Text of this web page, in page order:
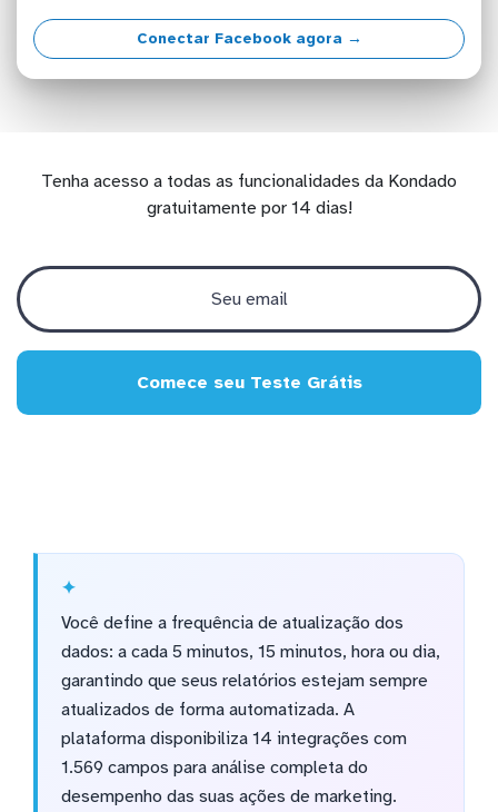
Conectar Facebook agora →
Tenha acesso a todas as funcionalidades da Kondado
gratuitamente por 14 dias!
Comece seu Teste Grátis
Você define a frequência de atualização dos
dados: a cada 5 minutos, 15 minutos, hora ou dia,
garantindo que seus relatórios estejam sempre
atualizados de forma automatizada. A
plataforma disponibiliza 14 integrações com
1.569 campos para análise completa do
desempenho das suas ações de marketing.